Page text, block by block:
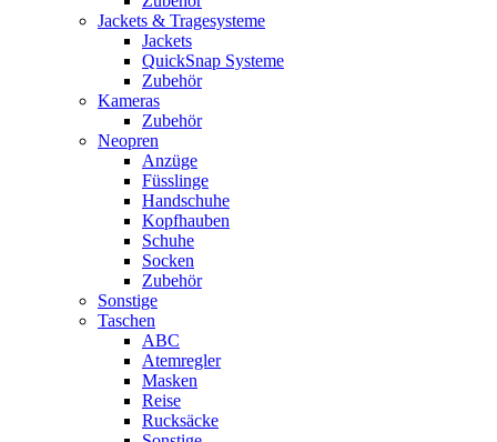
Jackets & Tragesysteme
Jackets
QuickSnap Systeme
Zubehör
Kameras
Zubehör
Neopren
Anzüge
Füsslinge
Handschuhe
Kopfhauben
Schuhe
Socken
Zubehör
Sonstige
Taschen
ABC
Atemregler
Masken
Reise
Rucksäcke